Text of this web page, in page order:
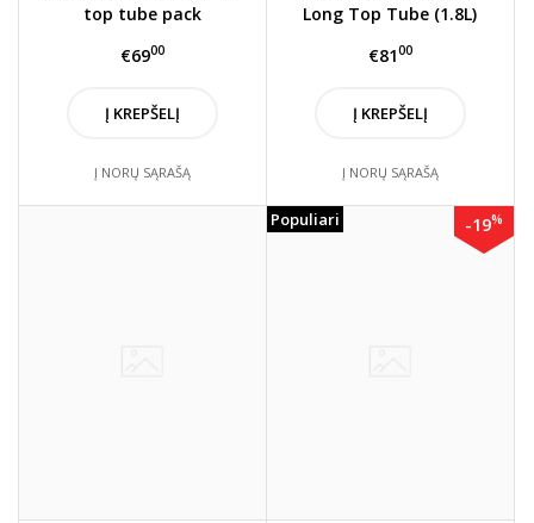
top tube pack
€6900
Į KREPŠELĮ
Į NORŲ SĄRAŠĄ
Long Top Tube (1.8L)
€8100
Į KREPŠELĮ
Į NORŲ SĄRAŠĄ
Populiari -19%